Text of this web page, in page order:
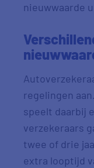
nieuwwaarde
regelingen
speelt daarbij
verzekeraars
twee of drie
extra looptijd